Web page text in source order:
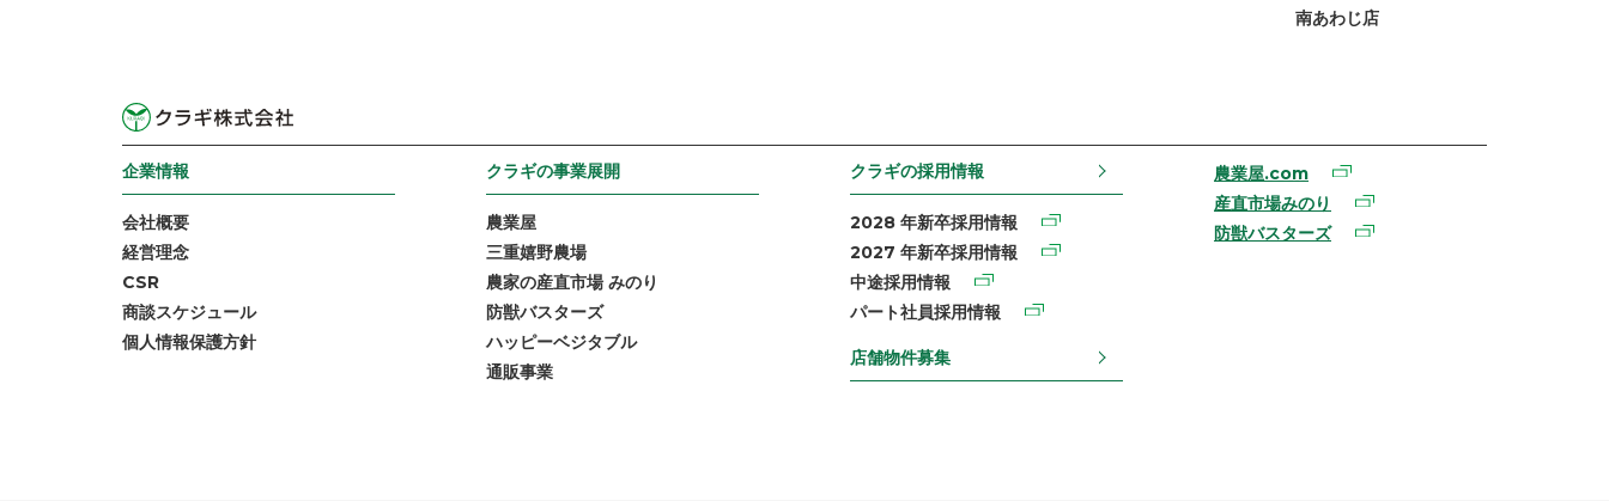
南あわじ店
企業情報
会社概要
経営理念
CSR
商談スケジュール
個人情報保護方針
クラギの事業展開
農業屋
三重嬉野農場
農家の産直市場 みのり
防獣バスターズ
ハッピーベジタブル
通販事業
クラギの採用情報
2028 年新卒採用情報
2027 年新卒採用情報
中途採用情報
パート社員採用情報
店舗物件募集
農業屋.com
産直市場みのり
防獣バスターズ